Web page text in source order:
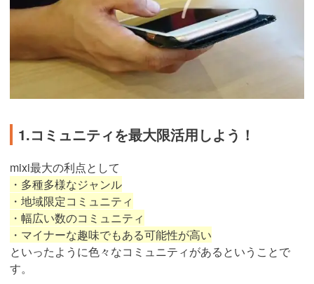
1.コミュニティを最大限活用しよう！
mixi最大の利点として
・多種多様なジャンル
・地域限定コミュニティ
・幅広い数のコミュニティ
・マイナーな趣味でもある可能性が高い
といったように色々なコミュニティがあるということで
す。